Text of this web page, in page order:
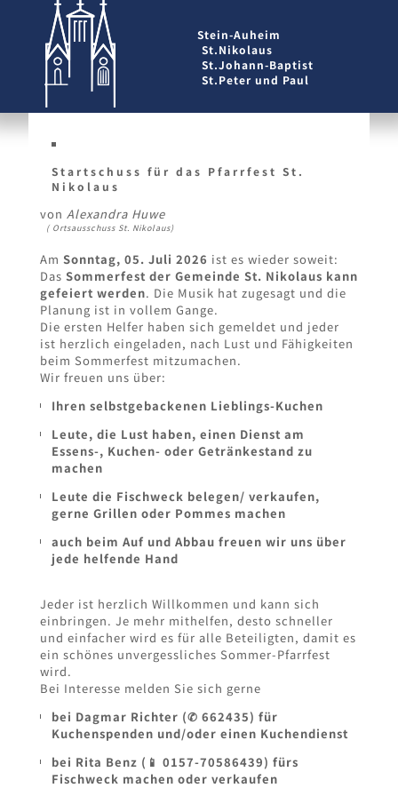
Stein-Auheim
St.Nikolaus
St.Johann-Baptist
St.Peter und Paul
Startschuss für das Pfarrfest St.
Nikolaus
von Alexandra Huwe
( Ortsausschuss St. Nikolaus)
Am Sonntag, 05. Juli 2026 ist es wieder soweit:
Das Sommerfest der Gemeinde St. Nikolaus kann
gefeiert werden. Die Musik hat zugesagt und die
Planung ist in vollem Gange.
Die ersten Helfer haben sich gemeldet und jeder
ist herzlich eingeladen, nach Lust und Fähigkeiten
beim Sommerfest mitzumachen.
Wir freuen uns über:
Ihren selbstgebackenen Lieblings-Kuchen
Leute, die Lust haben, einen Dienst am
Essens-, Kuchen- oder Getränkestand zu
machen
Leute die Fischweck belegen/ verkaufen,
gerne Grillen oder Pommes machen
auch beim Auf und Abbau freuen wir uns über
jede helfende Hand
Jeder ist herzlich Willkommen und kann sich
einbringen. Je mehr mithelfen, desto schneller
und einfacher wird es für alle Beteiligten, damit es
ein schönes unvergessliches Sommer-Pfarrfest
wird.
Bei Interesse melden Sie sich gerne
bei Dagmar Richter (✆ 662435) für
Kuchenspenden und/oder einen Kuchendienst
bei Rita Benz (📱 0157-70586439) fürs
Fischweck machen oder verkaufen